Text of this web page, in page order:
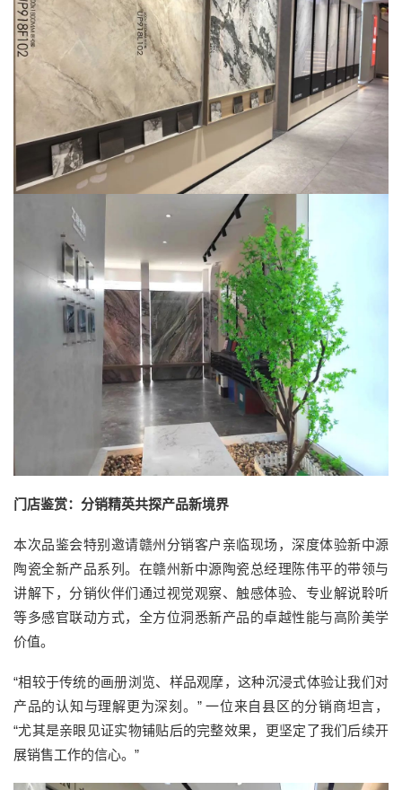
门店鉴赏：分销精英共探产品新境界
本次品鉴会特别邀请赣州分销客户亲临现场，深度体验新中源
陶瓷全新产品系列。在赣州新中源陶瓷总经理陈伟平的带领与
讲解下，分销伙伴们通过视觉观察、触感体验、专业解说聆听
等多感官联动方式，全方位洞悉新产品的卓越性能与高阶美学
价值。
“相较于传统的画册浏览、样品观摩，这种沉浸式体验让我们对
产品的认知与理解更为深刻。” 一位来自县区的分销商坦言，
“尤其是亲眼见证实物铺贴后的完整效果，更坚定了我们后续开
展销售工作的信心。”